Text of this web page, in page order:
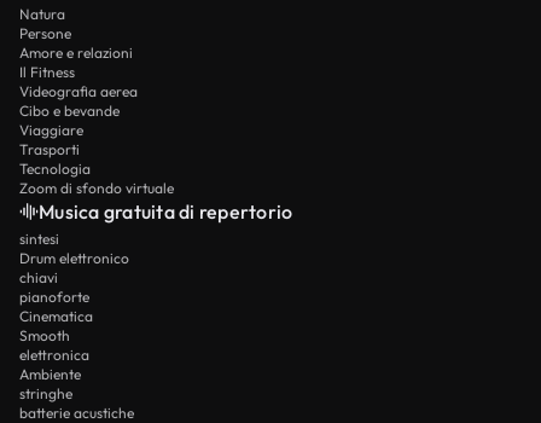
Natura
Persone
Amore e relazioni
Il Fitness
Videografia aerea
Cibo e bevande
Viaggiare
Trasporti
Tecnologia
Zoom di sfondo virtuale
Musica gratuita di repertorio
sintesi
Drum elettronico
chiavi
pianoforte
Cinematica
Smooth
elettronica
Ambiente
stringhe
batterie acustiche